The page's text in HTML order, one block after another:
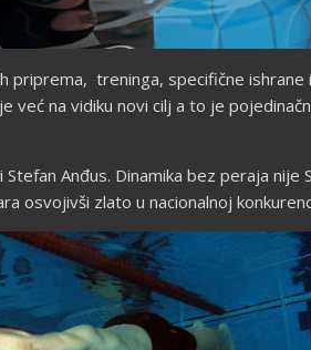
treninga, specifične ishrane
već na vidiku novi cilj a to je
Anđus. Dinamika bez peraja nije
osvojivši zlato u nacionalnoj